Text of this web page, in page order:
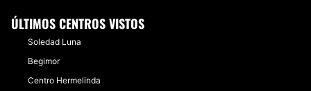
ÚLTIMOS CENTROS VISTOS
Soledad Luna
Begimor
Centro Hermelinda